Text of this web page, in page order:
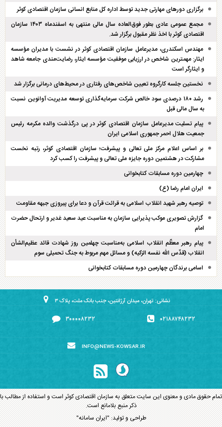
برگزاری دور‌های مهارتی جدید توسط اداره کل منابع انسانی سازمان اقتصادی کوثر
مجمع عمومی عادی بطور فوق‌العاده سال مالی منتهی به اسفند‌ماه ۱۴۰۳ سازمان
اقتصادی کوثر با اخذ نظر مقبول برگزار شد.
مهندس اسکندری، مدیرعامل سازمان اقتصادی کوثر در نشست با مدیران مؤسسه
ایثار: مهمترین شاخص در ارزیابی موفقیت مؤسسه ایثار، رضایت‌مندی جامعه شاهد
و ایثارگر است
نخستین جلسه کارگروه تعیین شاخص‌های رفتاری در محیط‌های درمانی برگزار شد
رشد ۱۸۰ درصدی سود خالص شرکت سرمایه‌گذاری توسعه مدیریت آوانوین نسبت
به سال مالی قبل
پیام تسلیت مدیرعامل سازمان اقتصادی کوثر در پی درگذشت والده مکرمه رئیس
جمعیت هلال احمر جمهوری اسلامی ایران
بر اساس اعلام مرکز ملی تعالی و پیشرفت؛ سازمان اقتصادی کوثر، رتبه نخست
مشارکت در هشتمین دوره جایزه ملی تعالی و پیشرفت را کسب کرد
چهارمین دوره مسابقات کتابخوانی
ایران امام رضا (ع)
توصیه رهبر شهید انقلاب اسلامی به قرائت قرآن و دعا برای پیروزی جبهه مقاومت
گزارش تصویری موکب پذیرایی سازمان به مناسبت عید سعید غدیر و ارتحال حضرت
امام
پیام رهبر معظّم انقلاب اسلامی به‌مناسبت چهلمین روز شهادت قائد عظیم‌الشأن
انقلاب (قدّس الله نفسه الزکیه) و مسائل مهم مربوط به جنگ تحمیلی سوم
اسامی برندگان چهارمین دوره مسابقات کتابخوانی
نشانی: تهران، میدان آرژانتین، جنب بانک ملت، پلاک ۳
۰۲۱۸۸۷۴۸۲۳۲ ۳۰۰۰۰۸۲۳۲
INFO@NEWS-KOWSAR.IR
تمام حقوق مادی و معنوی این سایت متعلق به سازمان اقتصادی کوثر است و استفاده از مطالب با
ذکر منبع بلامانع است.
طراحی و تولید: "ایران سامانه"